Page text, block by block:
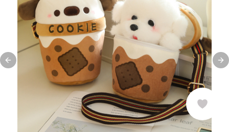
Previous slide